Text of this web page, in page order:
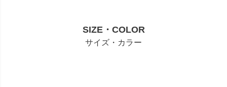
SIZE・COLOR
サイズ・カラー